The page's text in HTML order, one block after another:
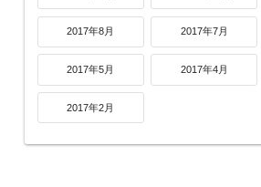
2017年8月 2017年7月
2017年5月 2017年4月
2017年2月